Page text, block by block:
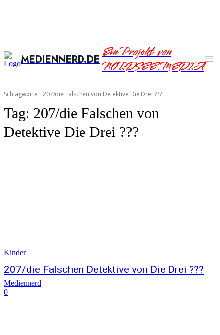
MEDIENNERD.DEEin Projekt von
NORDSEE.MEDIA
Schlagworte 207/die Falschen von Detektive Die Drei ???
Tag: 207/die Falschen von
Detektive Die Drei ???
Kinder
207/die Falschen Detektive von Die Drei ???
Mediennerd
0